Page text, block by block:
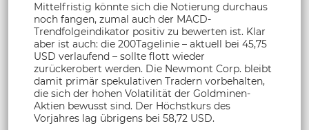
Mittelfristig könnte sich die Notierung durchaus
noch fangen, zumal auch der MACD-
Trendfolgeindikator positiv zu bewerten ist. Klar
aber ist auch: die 200Tagelinie – aktuell bei 45,75
USD verlaufend – sollte flott wieder
zurückerobert werden. Die Newmont Corp. bleibt
damit primär spekulativen Tradern vorbehalten,
die sich der hohen Volatilität der Goldminen-
Aktien bewusst sind. Der Höchstkurs des
Vorjahres lag übrigens bei 58,72 USD.